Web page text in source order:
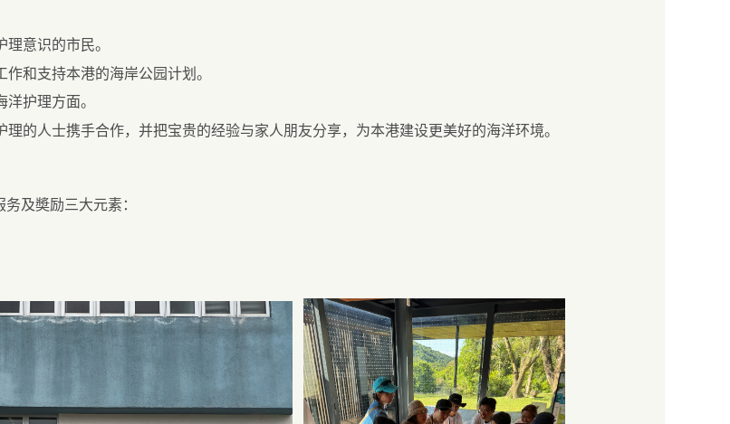
意识的市民。
和支持本港的海岸公园计划。
护理方面。
理的人士携手合作，并把宝贵的经验与家人朋友分享，为本港建设更美好的海洋环境。
及奬励三大元素：